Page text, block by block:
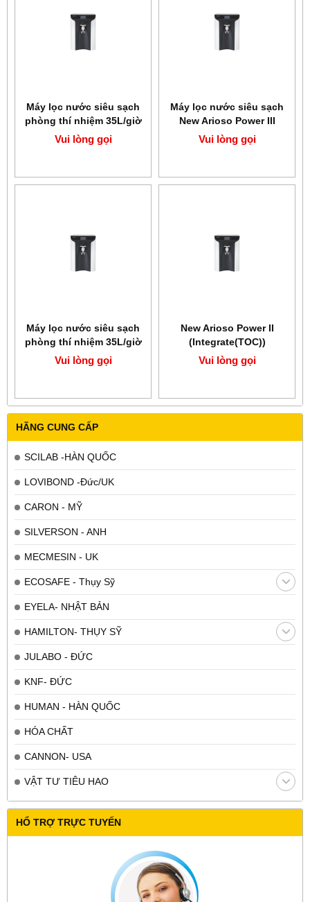
HÃNG CUNG CẤP
SCILAB -HÀN QUỐC
LOVIBOND -Đức/UK
CARON - MỸ
SILVERSON - ANH
MECMESIN - UK
ECOSAFE - Thụy Sỹ
EYELA- NHẬT BẢN
HAMILTON- THỤY SỸ
JULABO - ĐỨC
KNF- ĐỨC
HUMAN - HÀN QUỐC
HÓA CHẤT
CANNON- USA
VẬT TƯ TIÊU HAO
HỔ TRỢ TRỰC TUYẾN
Máy lọc nước siêu sạch
phòng thí nhiệm 35L/giờ
HUMAN New Arioso
Power III (Scholar-UV)
Vui lòng gọi
Máy lọc nước siêu sạch
New Arioso Power III
(Scholar-PF)
Vui lòng gọi
Máy lọc nước siêu sạch
phòng thí nhiệm 35L/giờ
HUMAN New Arioso
Power III (Scholar)
Vui lòng gọi
New Arioso Power II
(Integrate(TOC))
Vui lòng gọi